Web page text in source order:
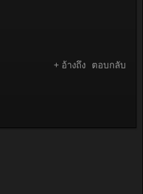
+ อ้างถึง ตอบกลับ